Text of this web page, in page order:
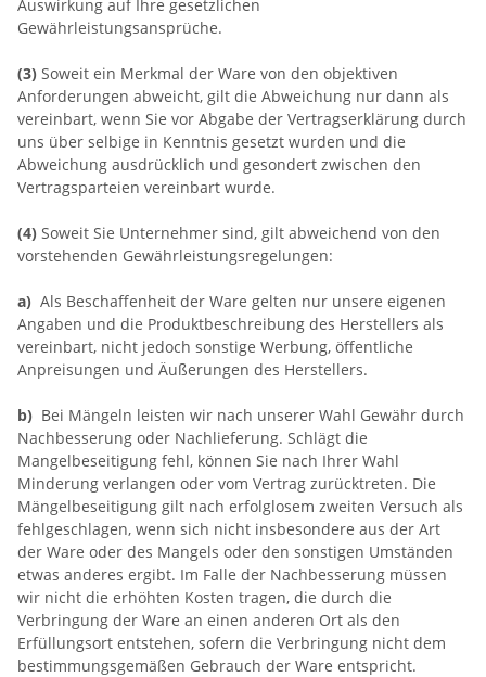
Auswirkung auf Ihre gesetzlichen
Gewährleistungsansprüche.
(3) Soweit ein Merkmal der Ware von den objektiven
Anforderungen abweicht, gilt die Abweichung nur dann als
vereinbart, wenn Sie vor Abgabe der Vertragserklärung durch
uns über selbige in Kenntnis gesetzt wurden und die
Abweichung ausdrücklich und gesondert zwischen den
Vertragsparteien vereinbart wurde.
(4) Soweit Sie Unternehmer sind, gilt abweichend von den
vorstehenden Gewährleistungsregelungen:
a) Als Beschaffenheit der Ware gelten nur unsere eigenen
Angaben und die Produktbeschreibung des Herstellers als
vereinbart, nicht jedoch sonstige Werbung, öffentliche
Anpreisungen und Äußerungen des Herstellers.
b) Bei Mängeln leisten wir nach unserer Wahl Gewähr durch
Nachbesserung oder Nachlieferung. Schlägt die
Mangelbeseitigung fehl, können Sie nach Ihrer Wahl
Minderung verlangen oder vom Vertrag zurücktreten. Die
Mängelbeseitigung gilt nach erfolglosem zweiten Versuch als
fehlgeschlagen, wenn sich nicht insbesondere aus der Art
der Ware oder des Mangels oder den sonstigen Umständen
etwas anderes ergibt. Im Falle der Nachbesserung müssen
wir nicht die erhöhten Kosten tragen, die durch die
Verbringung der Ware an einen anderen Ort als den
Erfüllungsort entstehen, sofern die Verbringung nicht dem
bestimmungsgemäßen Gebrauch der Ware entspricht.